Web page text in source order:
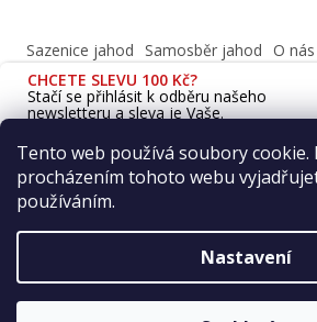
Tento web používá soubory cookie.
procházením tohoto webu
používáním.
Nastavení
Sazenice jahod Samosběr jahod O nás
Obchodní podmínky
Informace o ochraně osobních
Cafenavysluni.cz - Objednat a
Copyright 2026Farma Vraňany
CHCETE SLEVU 100 Kč?
Stačí se přihlásit k odběru našeho
newsletteru a sleva je Vaše.
Ano, chci se přihlásit
Zásady zpracování osobních